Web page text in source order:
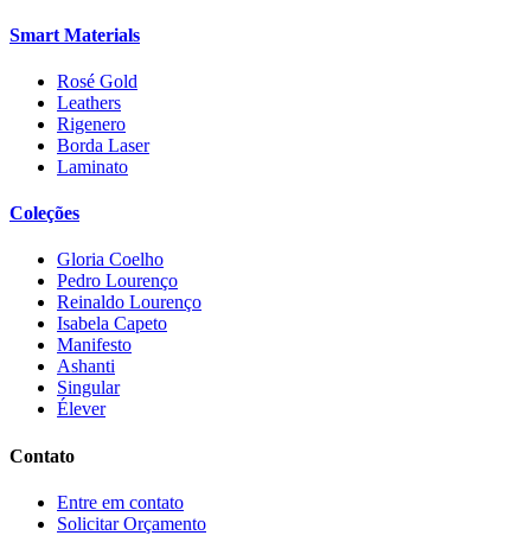
Smart Materials
Rosé Gold
Leathers
Rigenero
Borda Laser
Laminato
Coleções
Gloria Coelho
Pedro Lourenço
Reinaldo Lourenço
Isabela Capeto
Manifesto
Ashanti
Singular
Élever
Contato
Entre em contato
Solicitar Orçamento